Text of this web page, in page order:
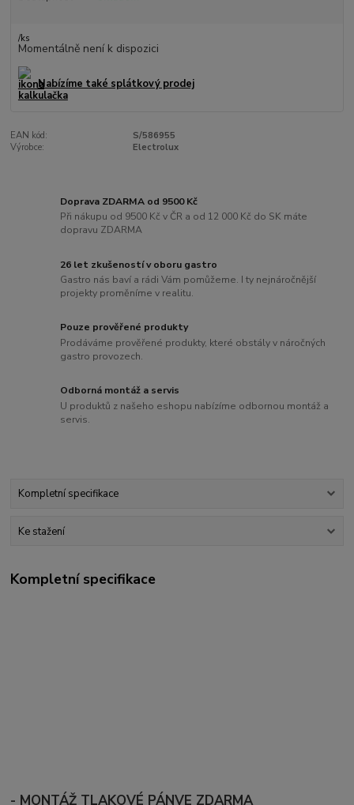
/ks
Momentálně není k dispozici
Nabízíme také splátkový prodej
EAN kód:
S/586955
Výrobce:
Electrolux
Doprava ZDARMA od 9500 Kč
Při nákupu od 9500 Kč v ČR a od 12 000 Kč do SK máte
dopravu ZDARMA
26 let zkušeností v oboru gastro
Gastro nás baví a rádi Vám pomůžeme. I ty nejnáročnější
projekty proměníme v realitu.
Pouze prověřené produkty
Prodáváme prověřené produkty, které obstály v náročných
gastro provozech.
Odborná montáž a servis
U produktů z našeho eshopu nabízíme odbornou montáž a
servis.
Kompletní specifikace
Ke stažení
Kompletní specifikace
- MONTÁŽ TLAKOVÉ PÁNVE ZDARMA